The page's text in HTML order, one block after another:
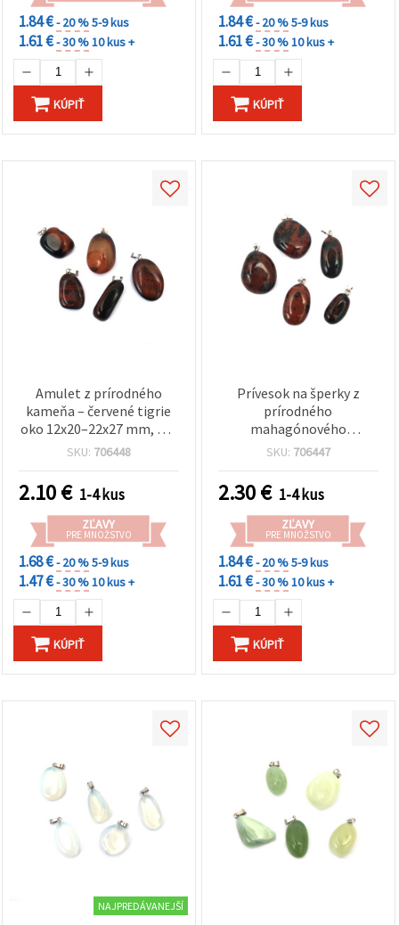
1.84 €- 20 %5-9 kus
1.61 €- 30 %10 kus +
KÚPIŤ
1.84 €- 20 %5-9 kus
1.61 €- 30 %10 kus +
KÚPIŤ
Amulet z prírodného
kameňa – červené tigrie
oko 12x20–22x27 mm, pre
DIY náhrdelníky a výrobu
SKU: 706448
2.10€ 1-4 kus
ZĽAVY
PRE MNOŽSTVO
1.68 €- 20 %5-9 kus
1.47 €- 30 %10 kus +
KÚPIŤ
Prívesok na šperky z
prírodného
mahagónového
obsidiánu, mix 12–20 mm
SKU: 706447
2.30€ 1-4 kus
ZĽAVY
PRE MNOŽSTVO
1.84 €- 20 %5-9 kus
1.61 €- 30 %10 kus +
KÚPIŤ
NAJPREDÁVANEJŠÍ